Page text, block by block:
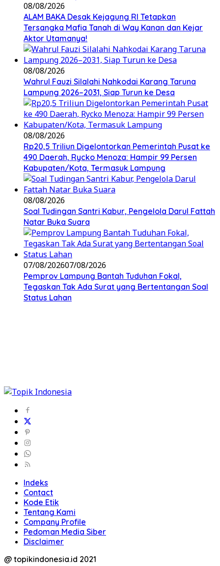
08/08/2026
ALAM BAKA Desak Kejagung RI Tetapkan
Tersangka Mafia Tanah di Way Kanan dan Kejar
Aktor Utamanya!
08/08/2026
Wahrul Fauzi Silalahi Nahkodai Karang Taruna
Lampung 2026–2031, Siap Turun ke Desa
08/08/2026
Rp20,5 Triliun Digelontorkan Pemerintah Pusat ke
490 Daerah, Rycko Menoza: Hampir 99 Persen
Kabupaten/Kota, Termasuk Lampung
08/08/2026
Soal Tudingan Santri Kabur, Pengelola Darul Fattah
Natar Buka Suara
07/08/202607/08/2026
Pemprov Lampung Bantah Tuduhan Fokal,
Tegaskan Tak Ada Surat yang Bertentangan Soal
Status Lahan
Indeks
Contact
Kode Etik
Tentang Kami
Company Profile
Pedoman Media Siber
Disclaimer
@ topikindonesia.id 2021